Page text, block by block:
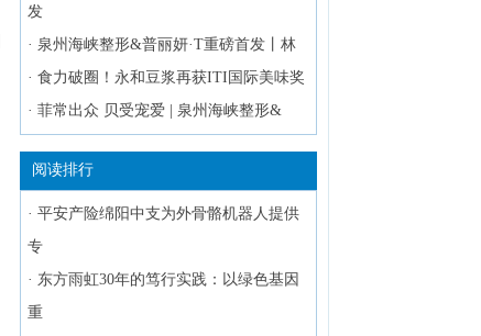
发
· 泉州海峡整形&普丽妍·T重磅首发丨林
· 食力破圈！永和豆浆再获ITI国际美味奖
· 菲常出众 贝受宠爱 | 泉州海峡整形&
阅读排行
· 平安产险绵阳中支为外骨骼机器人提供
专
· 东方雨虹30年的笃行实践：以绿色基因
重